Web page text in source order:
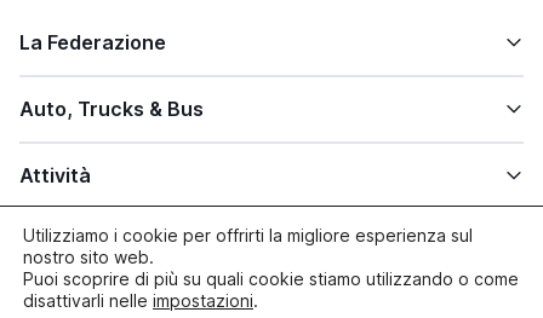
La Federazione
Auto, Trucks & Bus
Attività
Altre info
Utilizziamo i cookie per offrirti la migliore esperienza sul
nostro sito web.
Puoi scoprire di più su quali cookie stiamo utilizzando o come
disattivarli nelle impostazioni.